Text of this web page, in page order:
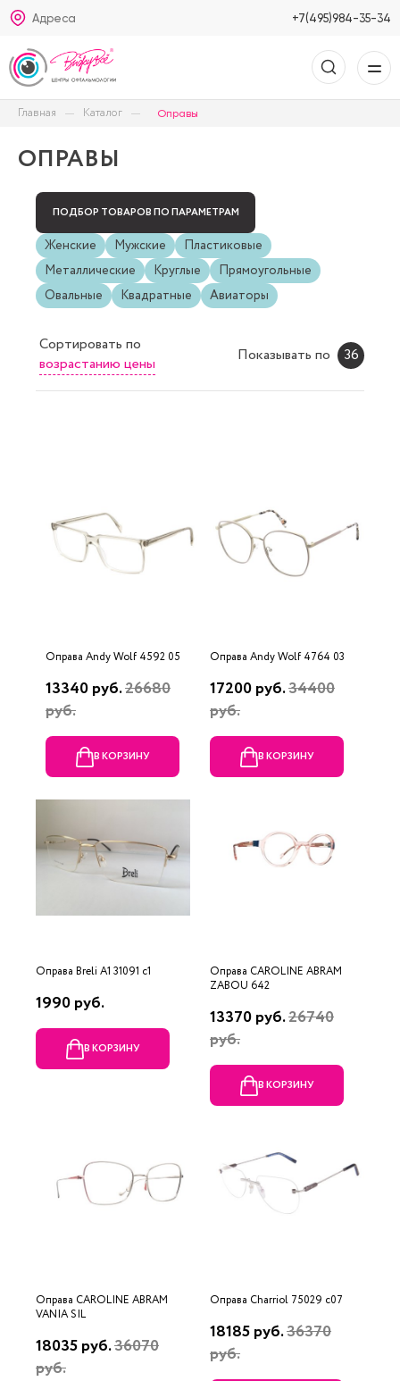
Адреса +7(495)984-35-34
Главная Каталог Оправы
ОПРАВЫ
ПОДБОР ТОВАРОВ ПО ПАРАМЕТРАМ
Женские Мужские
Пластиковые
Металлические
Круглые
Прямоугольные
Овальные
Квадратные Авиаторы
Сортировать по
возрастанию цены
Показывать по 36
Оправа Andy Wolf 4592 05
13340 руб.26680
руб.
В КОРЗИНУ
Оправа Andy Wolf 4764 03
17200 руб.34400
руб.
В КОРЗИНУ
Оправа Breli A1 31091 c1
1990 руб.
В КОРЗИНУ
Оправа CAROLINE ABRAM
ZABOU 642
13370 руб.26740
руб.
В КОРЗИНУ
Оправа CAROLINE ABRAM
VANIA SIL
18035 руб.36070
руб.
Оправа Charriol 75029 c07
18185 руб.36370
руб.